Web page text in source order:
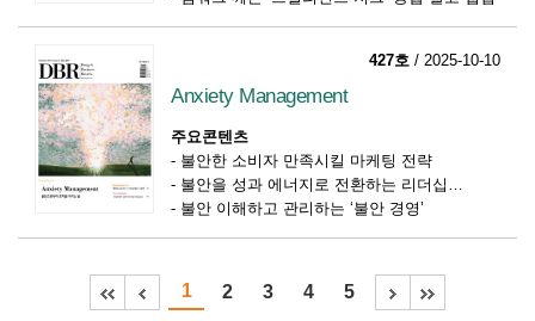
427호 / 2025-10-10
Anxiety Management
주요콘텐츠
- 불안한 소비자 만족시킬 마케팅 전략
- 불안을 성과 에너지로 전환하는 리더십
- 불안 이해하고 관리하는 ‘불안 경영’
1 2 3 4 5